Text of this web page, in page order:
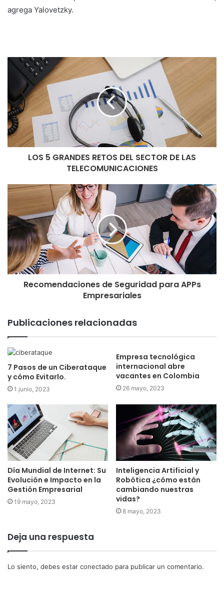
agrega Yalovetzky.
LOS 5 GRANDES RETOS DEL SECTOR DE LAS
TELECOMUNICACIONES
Recomendaciones de Seguridad para APPs
Empresariales
Publicaciones relacionadas
7 Pasos de un Ciberataque
y cómo Evitarlo.
1 junio, 2023
Empresa tecnológica
internacional abre
vacantes en Colombia
26 mayo, 2023
Día Mundial de Internet: Su
Evolución e Impacto en la
Gestión Empresarial
19 mayo, 2023
Inteligencia Artificial y
Robótica ¿cómo están
cambiando nuestras
vidas?
8 mayo, 2023
Deja una respuesta
Lo siento, debes estar conectado para publicar un comentario.